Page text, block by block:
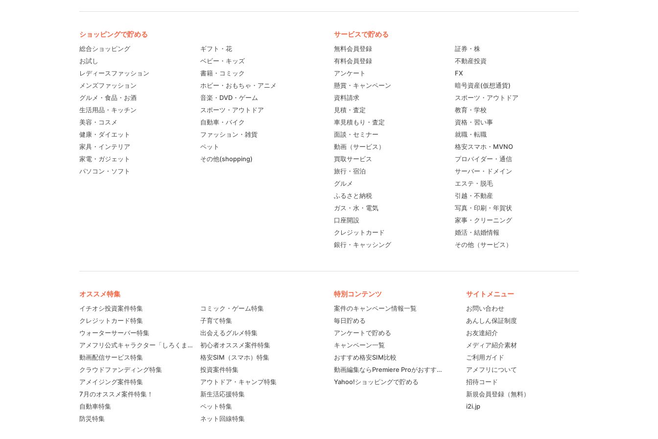
ショッピングで貯める
総合ショッピング
お試し
レディースファッション
メンズファッション
グルメ・食品・お酒
生活用品・キッチン
美容・コスメ
健康・ダイエット
家具・インテリア
家電・ガジェット
パソコン・ソフト
ギフト・花
ベビー・キッズ
書籍・コミック
ホビー・おもちゃ・アニメ
音楽・DVD・ゲーム
スポーツ・アウトドア
自動車・バイク
ファッション・雑貨
ペット
その他(shopping)
サービスで貯める
無料会員登録
有料会員登録
アンケート
懸賞・キャンペーン
資料請求
見積・査定
車見積もり・査定
面談・セミナー
動画（サービス）
買取サービス
旅行・宿泊
グルメ
ふるさと納税
ガス・水・電気
口座開設
クレジットカード
銀行・キャッシング
証券・株
不動産投資
FX
暗号資産(仮想通貨)
スポーツ・アウトドア
教育・学校
資格・習い事
就職・転職
格安スマホ・MVNO
プロバイダー・通信
サーバー・ドメイン
エステ・脱毛
引越・不動産
写真・印刷・年賀状
家事・クリーニング
婚活・結婚情報
その他（サービス）
オススメ特集
イチオシ投資案件特集
クレジットカード特集
ウォーターサーバー特集
アメフリ公式キャラクター「しろくま先輩」プロフィール
動画配信サービス特集
クラウドファンディング特集
アメイジング案件特集
7月のオススメ案件特集！
自動車特集
防災特集
コミック・ゲーム特集
子育て特集
出会えるグルメ特集
初心者オススメ案件特集
格安SIM（スマホ）特集
投資案件特集
アウトドア・キャンプ特集
新生活応援特集
ペット特集
ネット回線特集
特別コンテンツ
案件のキャンペーン情報一覧
毎日貯める
アンケートで貯める
キャンペーン一覧
おすすめ格安SIM比較
動画編集ならPremiere Proがおすすめ！
Yahoo!ショッピングで貯める
サイトメニュー
お問い合わせ
あんしん保証制度
お友達紹介
メディア紹介素材
ご利用ガイド
アメフリについて
招待コード
新規会員登録（無料）
i2i.jp